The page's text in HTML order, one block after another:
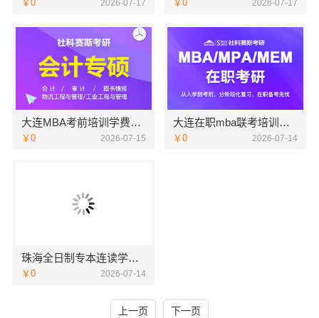
￥0 2026-07-17 ￥0 2026-07-17
大连MBA考前培训学费多少钱 社科赛斯MBA考研服务人才伴您成长
￥0 2026-07-15
大连在职mba联考培训班哪家好-社科赛斯
￥0 2026-07-14
珠海全日制专本连读学校专业介绍-北京理工大学珠海学院继续教育学院
￥0 2026-07-14
上一页 下一页